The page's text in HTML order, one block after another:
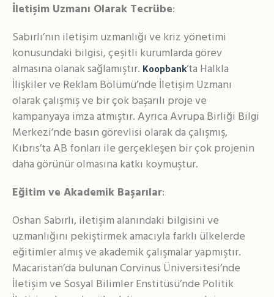
İletişim Uzmanı Olarak Tecrübe:
Sabırlı’nın iletişim uzmanlığı ve kriz yönetimi
konusundaki bilgisi, çeşitli kurumlarda görev
almasına olanak sağlamıştır. Koopbank‘ta Halkla
İlişkiler ve Reklam Bölümü’nde İletişim Uzmanı
olarak çalışmış ve bir çok başarılı proje ve
kampanyaya imza atmıştır. Ayrıca Avrupa Birliği Bilgi
Merkezi’nde basın görevlisi olarak da çalışmış,
Kıbrıs’ta AB fonları ile gerçekleşen bir çok projenin
daha görünür olmasına katkı koymuştur.
Eğitim ve Akademik Başarılar:
Oshan Sabırlı, iletişim alanındaki bilgisini ve
uzmanlığını pekiştirmek amacıyla farklı ülkelerde
eğitimler almış ve akademik çalışmalar yapmıştır.
Macaristan’da bulunan Corvinus Üniversitesi’nde
İletişim ve Sosyal Bilimler Enstitüsü’nde Politik